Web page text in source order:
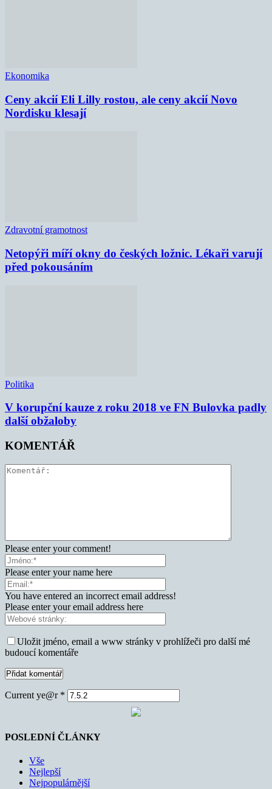
Ekonomika
Ceny akcií Eli Lilly rostou, ale ceny akcií Novo
Nordisku klesají
Zdravotní gramotnost
Netopýři míří okny do českých ložnic. Lékaři varují
před pokousáním
Politika
V korupční kauze z roku 2018 ve FN Bulovka padly
další obžaloby
KOMENTÁŘ
Please enter your comment!
Please enter your name here
You have entered an incorrect email address!
Please enter your email address here
Uložit jméno, email a www stránky v prohlížeči pro další mé
budoucí komentáře
Current ye@r *
POSLEDNÍ ČLÁNKY
Vše
Nejlepší
Nejpopulárnější